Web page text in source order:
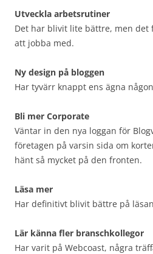
Utveckla arbetsrutiner
Det har blivit lite bättre, men det
att jobba med.
Ny design på bloggen
Har tyvärr knappt ens ägna
Bli mer Corporate
Väntar in den nya loggan för
företagen på varsin sida om
hänt så mycket på den fronten.
Läsa mer
Har definitivt blivit bättre på
Lär känna fler branschkollegor
Har varit på Webcoast, några